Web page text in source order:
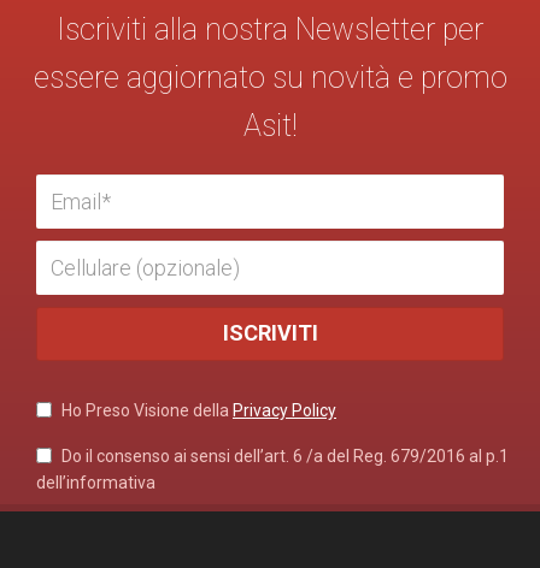
Iscriviti alla nostra Newsletter per
essere aggiornato su novità e promo
Asit!
Ho Preso Visione della Privacy Policy
Do il consenso ai sensi dell’art. 6 /a del Reg. 679/2016 al p.1
dell’informativa